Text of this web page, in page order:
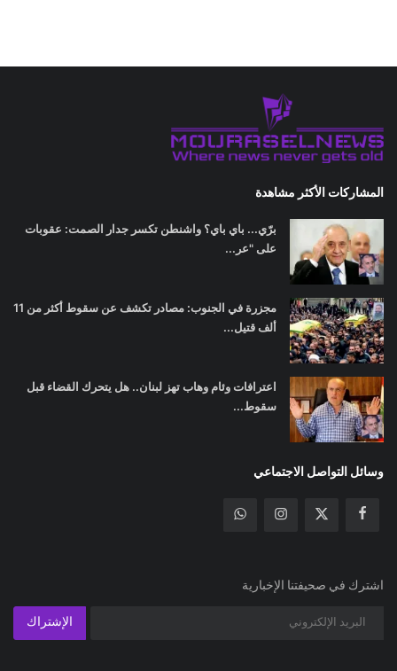
المشاركات الأكثر مشاهدة
برّي... باي باي؟ واشنطن تكسر جدار الصمت: عقوبات
على "عر...
مجزرة في الجنوب: مصادر تكشف عن سقوط أكثر من 11
ألف قتيل...
اعترافات وئام وهاب تهز لبنان.. هل يتحرك القضاء قبل
سقوط...
وسائل التواصل الاجتماعي
اشترك في صحيفتنا الإخبارية
الإشتراك